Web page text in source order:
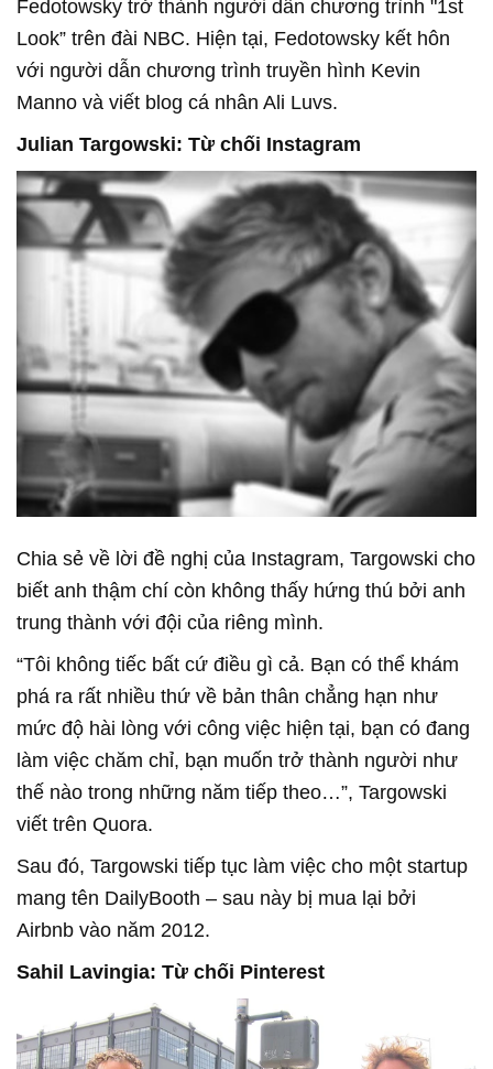
Fedotowsky trở thành người dẫn chương trình "1st
Look” trên đài NBC. Hiện tại, Fedotowsky kết hôn
với người dẫn chương trình truyền hình Kevin
Manno và viết blog cá nhân Ali Luvs.
Julian Targowski: Từ chối Instagram
Chia sẻ về lời đề nghị của Instagram, Targowski cho
biết anh thậm chí còn không thấy hứng thú bởi anh
trung thành với đội của riêng mình.
“Tôi không tiếc bất cứ điều gì cả. Bạn có thể khám
phá ra rất nhiều thứ về bản thân chẳng hạn như
mức độ hài lòng với công việc hiện tại, bạn có đang
làm việc chăm chỉ, bạn muốn trở thành người như
thế nào trong những năm tiếp theo…”, Targowski
viết trên Quora.
Sau đó, Targowski tiếp tục làm việc cho một startup
mang tên DailyBooth – sau này bị mua lại bởi
Airbnb vào năm 2012.
Sahil Lavingia: Từ chối Pinterest